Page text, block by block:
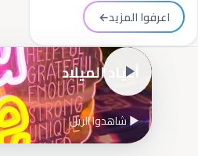
اعرفوا المزيد←
أعياد الميلاد
▶ شاهدوا الريل